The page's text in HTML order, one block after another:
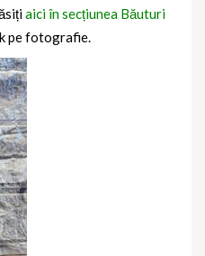
aici în secțiunea Băuturi
pe fotografie.